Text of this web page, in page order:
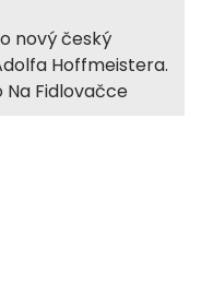
nový český
Hoffmeistera.
Na Fidlovačce